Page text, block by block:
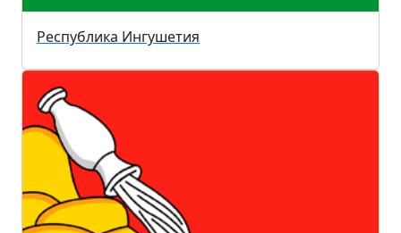
Республика Ингушетия